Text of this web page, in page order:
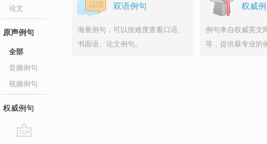
论文
原声例句
全部
音频例句
视频例句
权威例句
双语例句
海量例句，可以按难度查看口语、
书面语、论文例句。
权威
例句来自权威英文
等，提供最专业的